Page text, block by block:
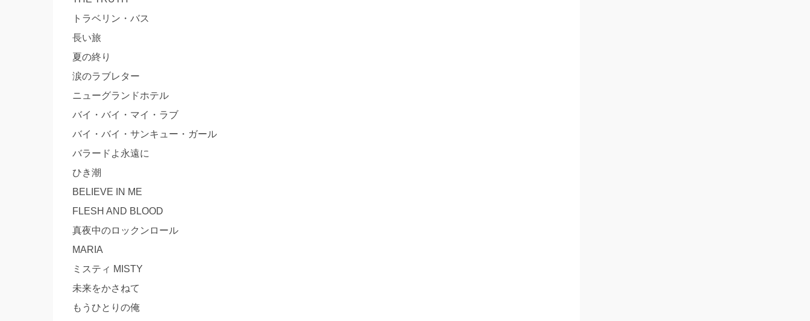
トラベリン・バス
長い旅
夏の終り
涙のラブレター
ニューグランドホテル
バイ・バイ・マイ・ラブ
バイ・バイ・サンキュー・ガール
バラードよ永遠に
ひき潮
BELIEVE IN ME
FLESH AND BLOOD
真夜中のロックンロール
MARIA
ミスティ MISTY
未来をかさねて
もうひとりの俺